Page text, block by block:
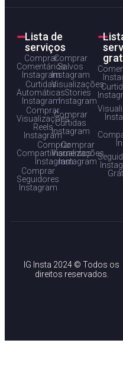
Lista de
serviços
Comprar
Comentários
Instagram
Comprar
Salvos
Instagram
Curtidas
Automáticas
Instagram
Visualizações
Stories
Instagram
Comprar
Visualizações
Reels
Instagram
Comprar
Curtidas
Instagram
Comprar
Compartilhamentos
Instagram
Comprar
Visualizações
Instagram
Comprar
Seguidores
Instagram
IG Insta 2024 © Todos os
direitos reservados.